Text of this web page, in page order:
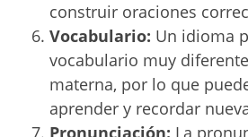
construir oraciones
Vocabulario: Un idioma
vocabulario muy
materna, por lo que
aprender y recordar
Pronunciación: La